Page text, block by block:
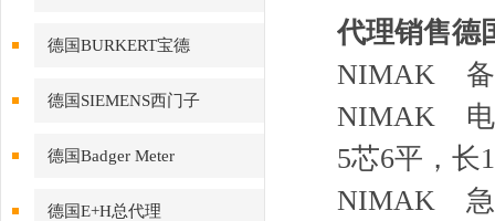
德国BURKERT宝德
德国SIEMENS西门子
德国Badger Meter
德国E+H总代理
代理销售德
NIMAK
NIMAK 电
5芯6平，
NIMAK